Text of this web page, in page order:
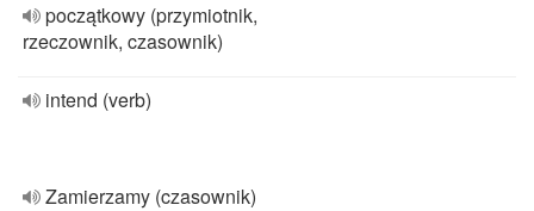
początkowy (przymiotnik,
rzeczownik, czasownik)
intend (verb)
Zamierzamy (czasownik)